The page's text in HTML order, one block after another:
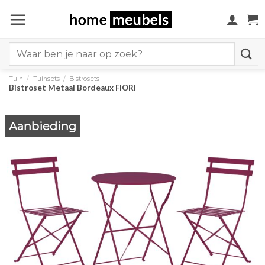
naar
for:
Tuin / Tuinsets / Bistrosets
Bistroset Metaal Bordeaux FIORI
Aanbieding